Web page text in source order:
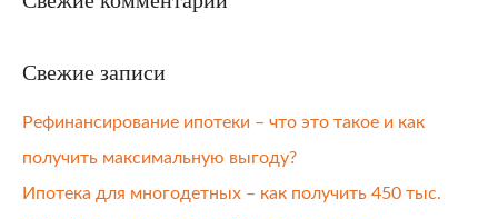
Свежие записи
Рефинансирование ипотеки – что это такое и как
получить максимальную выгоду?
Ипотека для многодетных – как получить 450 тыс.